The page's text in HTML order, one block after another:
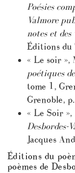
Poésies
Valmore
notes et
Éditions du
« Le soir »,
poétiques
tome 1,
Grenoble,
« Le Soir
Desbordes-
Jacques
Éditions du
poèmes de